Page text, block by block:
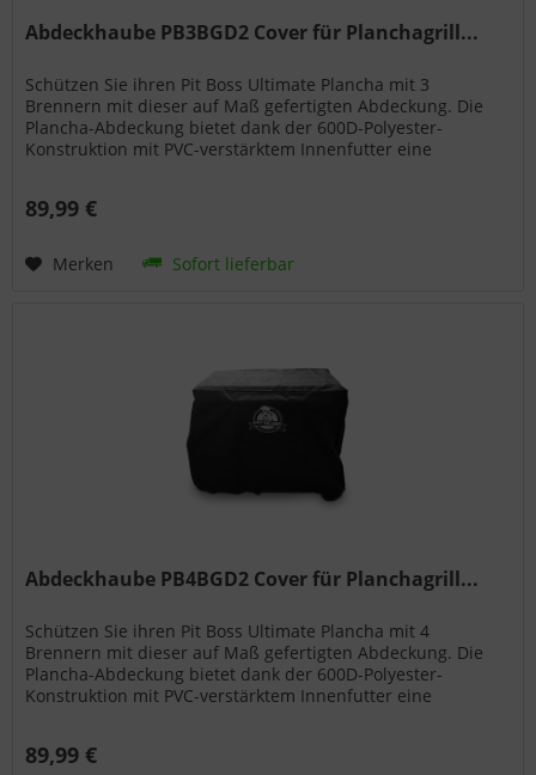
Abdeckhaube PB3BGD2 Cover für Planchagrill...
Schützen Sie ihren Pit Boss Ultimate Plancha mit 3
Brennern mit dieser auf Maß gefertigten Abdeckung. Die
Plancha-Abdeckung bietet dank der 600D-Polyester-
Konstruktion mit PVC-verstärktem Innenfutter eine
89,99 €
Merken Sofort lieferbar
Abdeckhaube PB4BGD2 Cover für Planchagrill...
Schützen Sie ihren Pit Boss Ultimate Plancha mit 4
Brennern mit dieser auf Maß gefertigten Abdeckung. Die
Plancha-Abdeckung bietet dank der 600D-Polyester-
Konstruktion mit PVC-verstärktem Innenfutter eine
89,99 €